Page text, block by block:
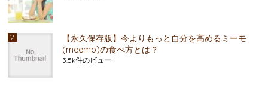
【永久保存版】今よりもっと自分を高めるミーモ
(meemo)の食べ方とは？
3.5k件のビュー